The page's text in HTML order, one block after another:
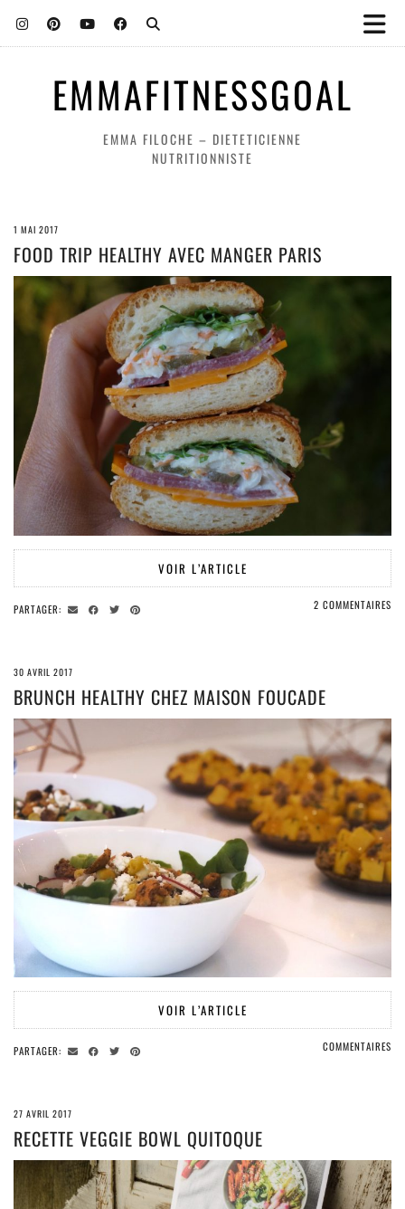
EMMAFITNESSGOAL
EMMA FILOCHE – DIETETICIENNE
NUTRITIONNISTE
1 MAI 2017
FOOD TRIP HEALTHY AVEC MANGER PARIS
VOIR L’ARTICLE
PARTAGER: 2 COMMENTAIRES
30 AVRIL 2017
BRUNCH HEALTHY CHEZ MAISON FOUCADE
VOIR L’ARTICLE
PARTAGER: COMMENTAIRES
27 AVRIL 2017
RECETTE VEGGIE BOWL QUITOQUE